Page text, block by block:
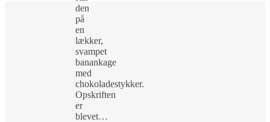
den
på
en
lækker,
svampet
banankage
med
chokoladestykker.
Opskriften
er
blevet…